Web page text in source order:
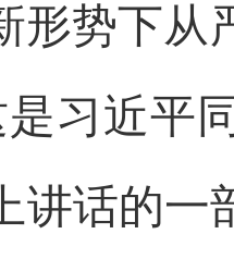
形势下
是习近平
讲话的一